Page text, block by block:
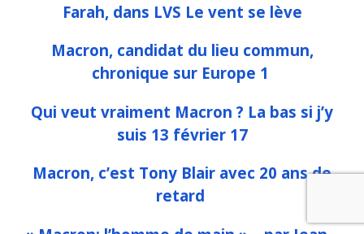
Farah, dans LVS Le vent se lève
Macron, candidat du lieu commun,
chronique sur Europe 1
Qui veut vraiment Macron ? La bas si j’y
suis 13 février 17
Macron, c’est Tony Blair avec 20 ans de
retard